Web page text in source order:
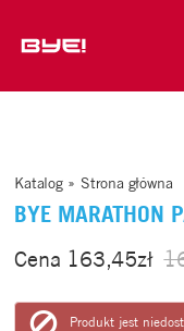
Katalog» Strona główna
BYE MARATHON
Cena 163,45zł
Produkt jest